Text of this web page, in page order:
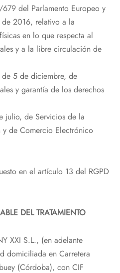
del Parlamento Europeo y
2016, relativo a la
en lo que respecta al
y a la libre circulación de
5 de diciembre, de
y garantía de los derechos
julio, de Servicios de la
de Comercio Electrónico
en el artículo 13 del RGPD
DEL TRATAMIENTO
XXI S.L., (en adelante
domiciliada en Carretera
(Córdoba), con CIF